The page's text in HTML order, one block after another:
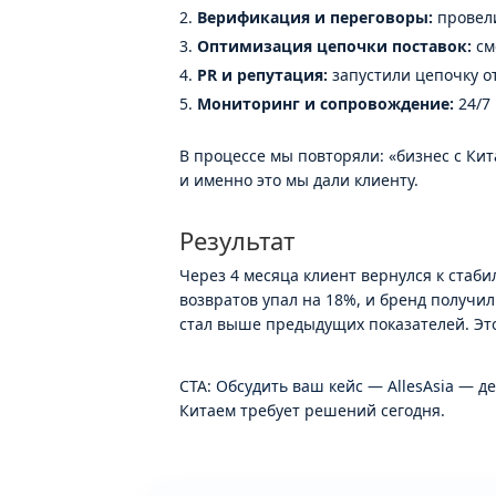
Верификация и переговоры:
Оптимизация цепочки поставок:
PR и репутация: запустили цепочку
Мониторинг и сопровождение: 24/7
В процессе мы повторяли: «бизнес с
и именно это мы дали клиенту.
Результат
Через 4 месяца клиент вернулся к
возвратов упал на 18%, и бренд
стал выше предыдущих показателей.
CTA:Обсудить ваш кейс — AllesAsia —
Китаем требует решений сегодня.